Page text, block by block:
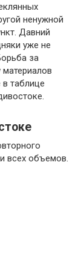
ненужной
Давний
уже не
за
таблице
всех объемов.